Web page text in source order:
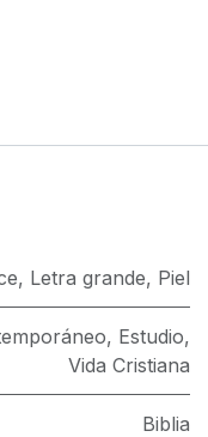
, Letra grande, Piel
, Estudio,
Vida Cristiana
Biblia